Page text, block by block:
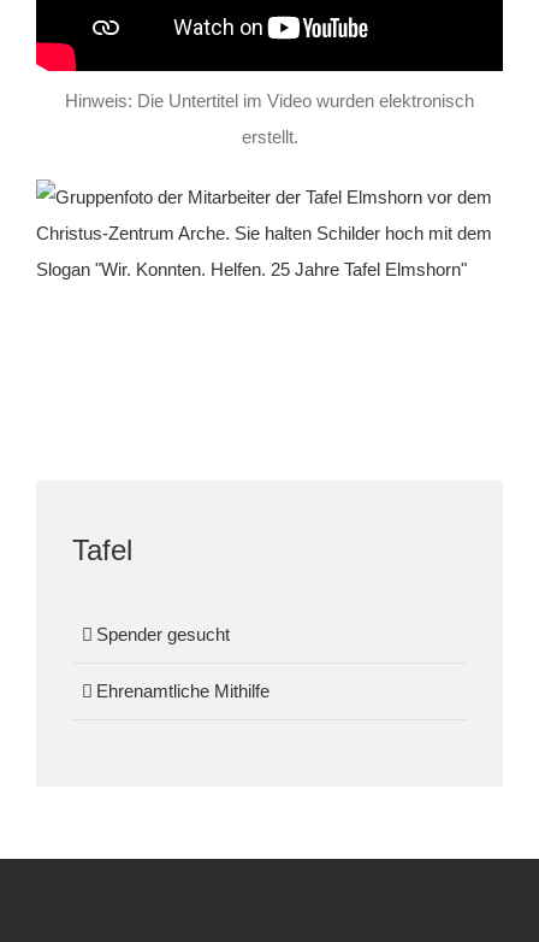
Hinweis: Die Untertitel im Video wurden elektronisch
erstellt.
Tafel
Spender gesucht
Ehrenamtliche Mithilfe